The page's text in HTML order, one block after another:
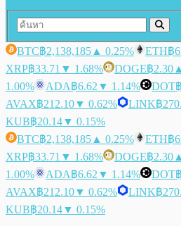
BTC฿2,138,185 ▲ 0.25% ETH฿
XRP฿33.71 ▼ 1.68% DOGE฿2.30
1.00%
ADA฿6.62 ▼ 1.14% DOT
AVAX฿212.10▼ 0.62% LINK฿
KUB฿20.14▼ 0.15%
BTC฿2,138,185 ▲ 0.25% ETH฿
XRP฿33.71 ▼ 1.68% DOGE฿2.30
1.00%
ADA฿6.62 ▼ 1.14% DOT
AVAX฿212.10▼ 0.62% LINK฿
KUB฿20.14▼ 0.15%